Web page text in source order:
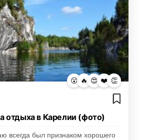
😮 🔥 😍 ❤️ 👏
отдыха в Карелии (фото)
всегда был признаком хорошего